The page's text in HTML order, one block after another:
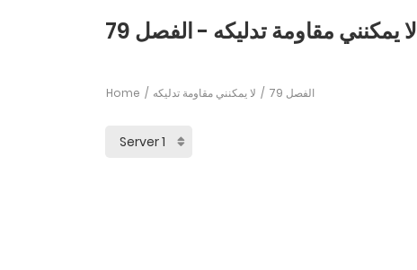
لا يمكنني مقاومة تدليكه - الفصل 79
Home لا يمكنني مقاومة تدليكه الفصل 79